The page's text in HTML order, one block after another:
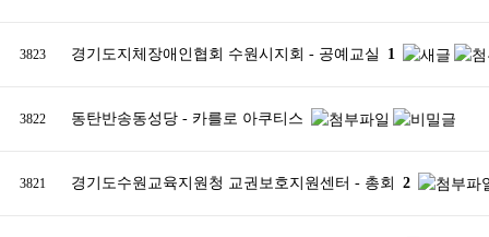
3823 경기도지체장애인협회 수원시지회 - 공예교실 1
3822 동탄반송동성당 - 카를로 아쿠티스
3821 경기도수원교육지원청 교권보호지원센터 - 총회 2